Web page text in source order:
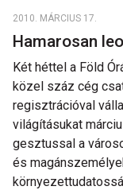
2010. MÁRCIUS 17.
Hamarosan
Két héttel a Föld
közel száz cég
regisztrációval
világításukat
gesztussal a
és